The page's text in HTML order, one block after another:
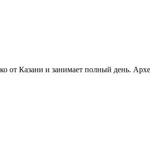
от Казани и занимает полный день.